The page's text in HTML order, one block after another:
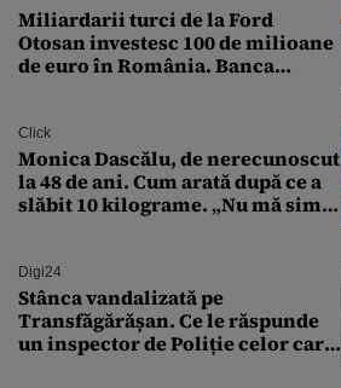
Miliardarii turci de la Ford
Otosan investesc 100 de milioane
de euro în România. Banca
Click
Monica Dascălu, de nerecunoscut
la 48 de ani. Cum arată după ce a
slăbit 10 kilograme. „Nu mă simt
Digi24
Stânca vandalizată pe
Transfăgărășan. Ce le răspunde
un inspector de Poliție celor care